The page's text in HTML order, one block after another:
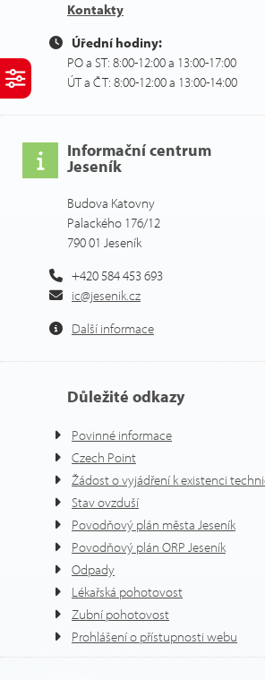
Kontakty
Úřední hodiny:
PO a ST: 8:00-12:00 a 13:00-17:00
ÚT a ČT: 8:00-12:00 a 13:00-14:00
Informační centrum
Jeseník
Budova Katovny
Palackého 176/12
790 01 Jeseník
+420 584 453 693
ic@jesenik.cz
Další informace
Důležité odkazy
Povinné informace
Czech Point
Žádost o vyjádření k existenci
Stav ovzduší
Povodňový plán města Jeseník
Povodňový plán ORP Jeseník
Odpady
Lékařská pohotovost
Zubní pohotovost
Prohlášení o přístupnosti webu